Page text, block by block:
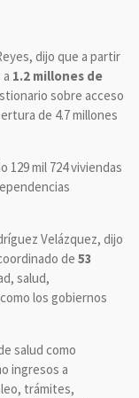
dijo que a partir
1.2 millones de
sobre acceso
de 4.7 millones
129 mil 724 viviendas
Velázquez, dijo
de 53
salud,
los gobiernos
salud como
ingresos a
trámites,